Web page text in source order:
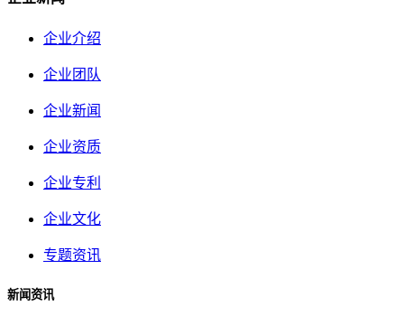
企业介绍
企业团队
企业新闻
企业资质
企业专利
企业文化
专题资讯
新闻资讯